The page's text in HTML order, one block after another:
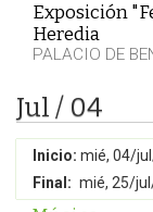
Exposición
Heredia
PALACIO DE
Jul / 04
Inicio: mié, 04/
Final: mié, 25/